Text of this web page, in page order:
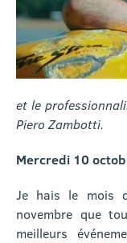
et le
Piero Zambotti.
Mercredi 10
Je hais le mois
novembre que
meilleurs